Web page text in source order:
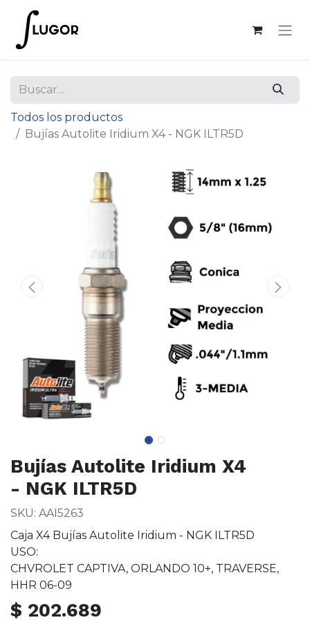
Todos los productos
Bujías Autolite Iridium X4 - NGK ILTR5D
Bujías Autolite Iridium X4
- NGK ILTR5D
SKU: AAI5263
Caja X4 Bujías Autolite Iridium - NGK ILTR5D
USO:
CHVROLET CAPTIVA, ORLANDO 10+, TRAVERSE,
HHR 06-09
$ 202.689